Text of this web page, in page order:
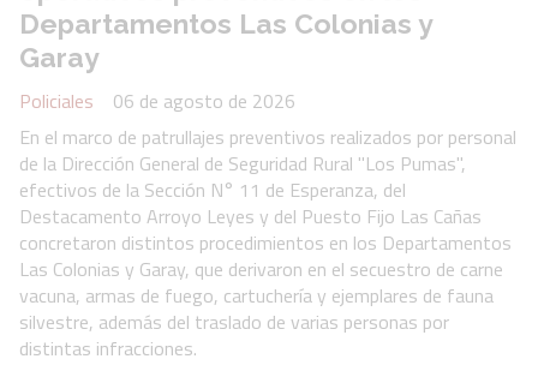
Departamentos Las Colonias y
Garay
Policiales
06 de agosto de 2026
En el marco de patrullajes preventivos realizados por personal
de la Dirección General de Seguridad Rural "Los Pumas",
efectivos de la Sección N° 11 de Esperanza, del
Destacamento Arroyo Leyes y del Puesto Fijo Las Cañas
concretaron distintos procedimientos en los Departamentos
Las Colonias y Garay, que derivaron en el secuestro de carne
vacuna, armas de fuego, cartuchería y ejemplares de fauna
silvestre, además del traslado de varias personas por
distintas infracciones.